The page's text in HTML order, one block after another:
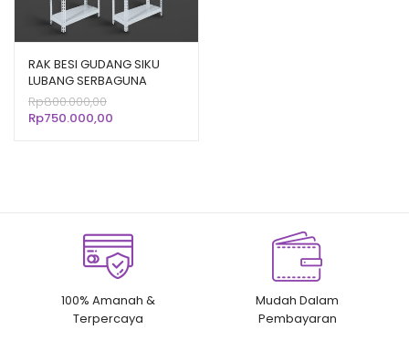
RAK BESI GUDANG SIKU
LUBANG SERBAGUNA
SHELVING PLAT JUNO B01
PUTIH – 70x30x150 CM
Rp800.000,00
aslinya
Rp750.000,00
100% Amanah &
Terpercaya
Mudah Dalam
Pembayaran